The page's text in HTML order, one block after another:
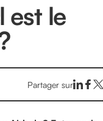
est le
Partager sur